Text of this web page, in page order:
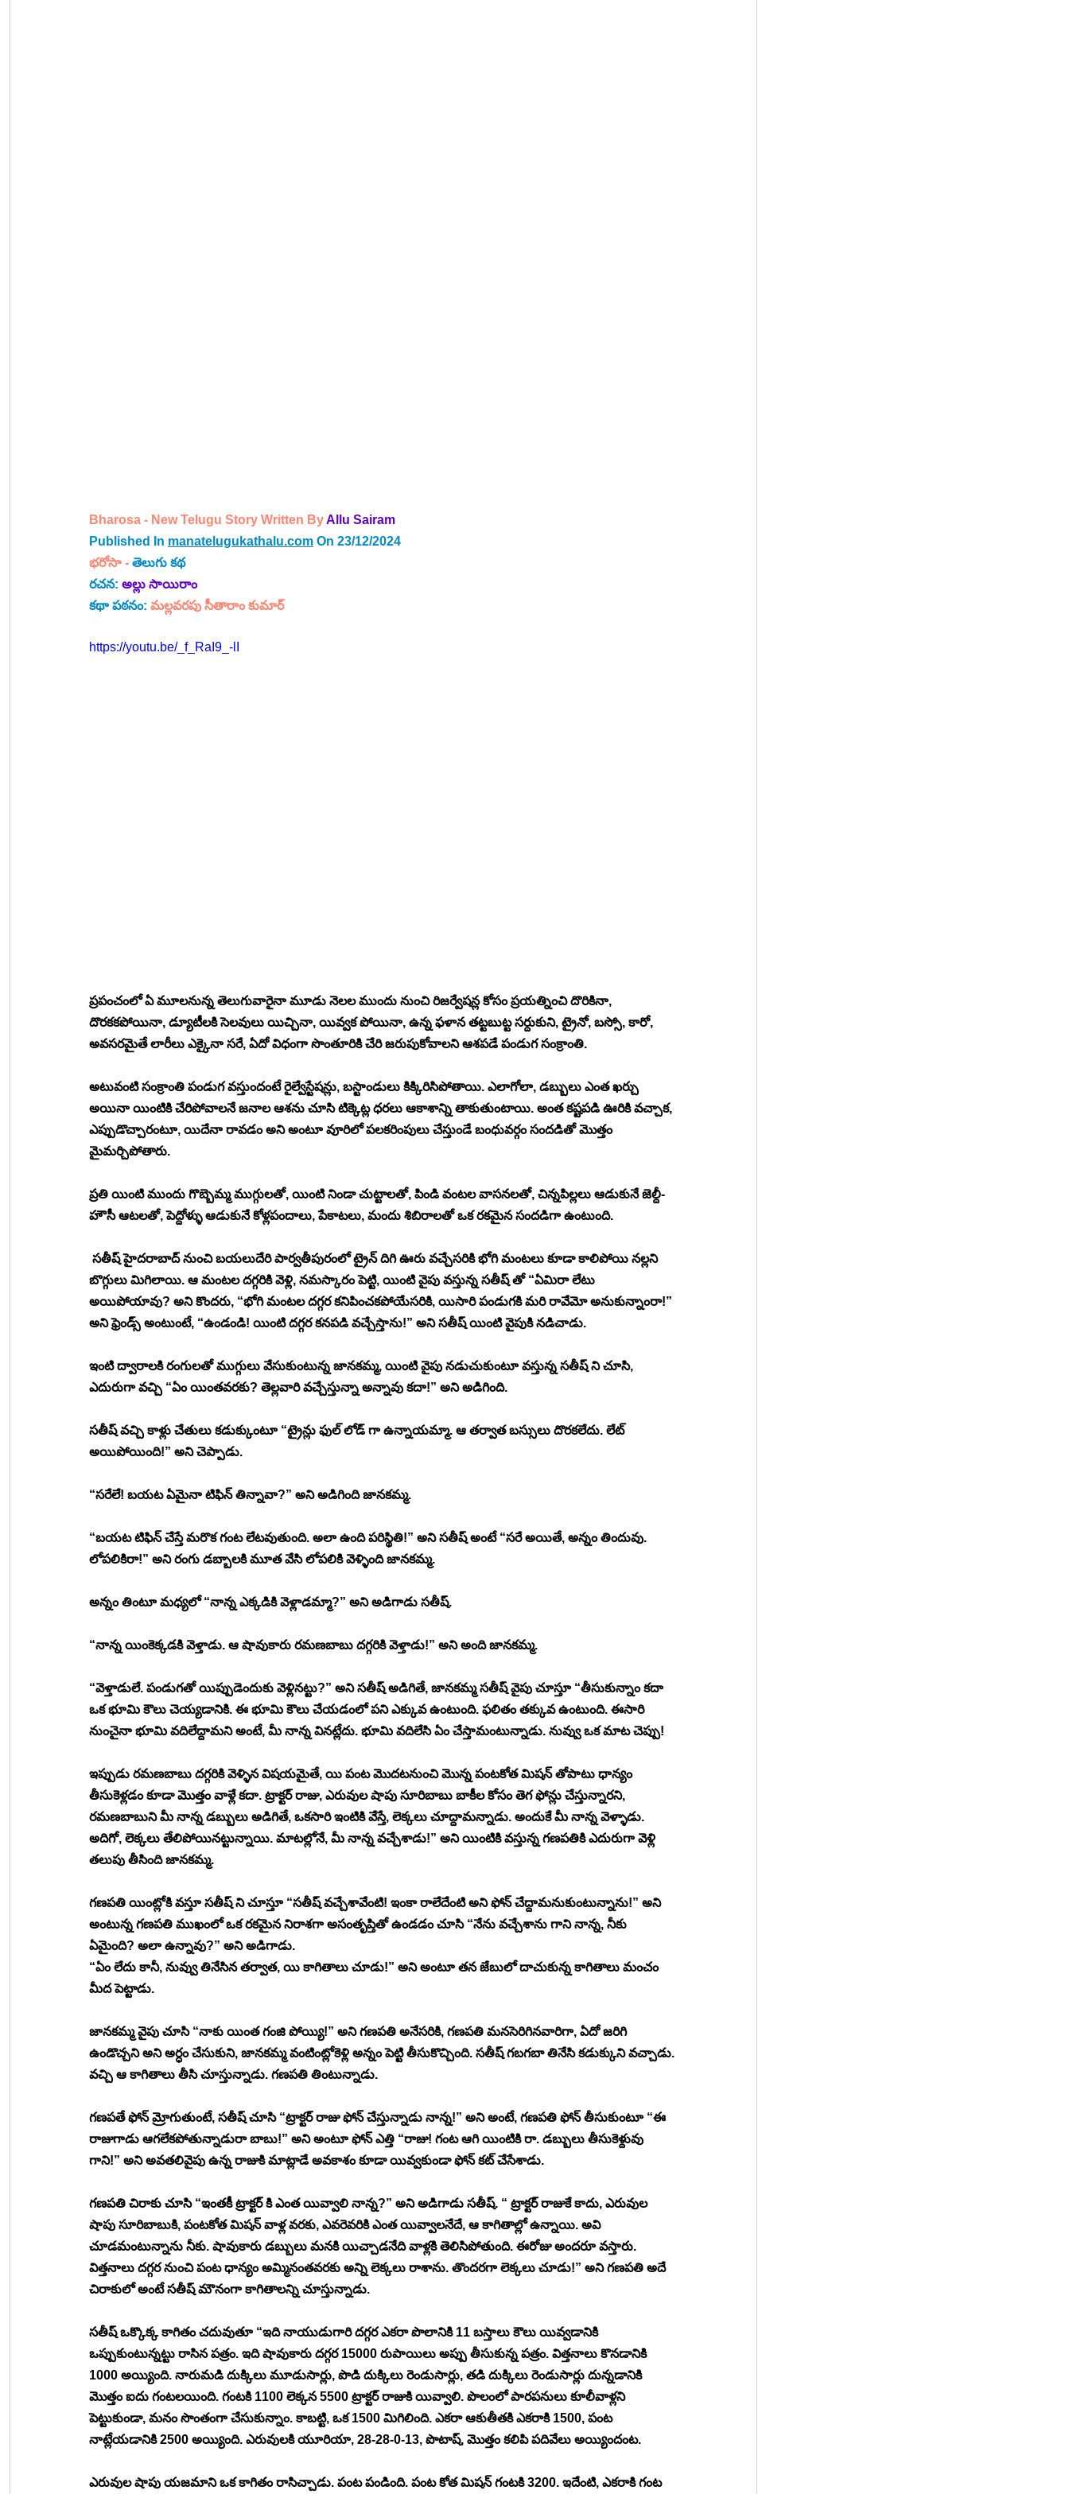
Bharosa - New Telugu Story Written By Allu Sairam
Published In manatelugukathalu.com On 23/12/2024
భరోసా - తెలుగు కథ
రచన: అల్లు సాయిరాం
కథా పఠనం: మల్లవరపు సీతారాం కుమార్
https://youtu.be/_f_RaI9_-lI
ప్రపంచంలో ఏ మూలనున్న తెలుగువారైనా మూడు నెలల ముందు నుంచి రిజర్వేషన్ల కోసం ప్రయత్నించి దొరికినా,
దొరకకపోయినా, డ్యూటీలకి సెలవులు యిచ్చినా, యివ్వక పోయినా, ఉన్న ఫళాన తట్టబుట్ట సర్దుకుని, ట్రైనో, బస్సో, కారో,
అవసరమైతే లారీలు ఎక్కైనా సరే, ఏదో విధంగా సొంతూరికి చేరి జరుపుకోవాలని ఆశపడే పండుగ సంక్రాంతి.
అటువంటి సంక్రాంతి పండుగ వస్తుందంటే రైల్వేస్టేషన్లు, బస్టాండులు కిక్కిరిసిపోతాయి. ఎలాగోలా, డబ్బులు ఎంత ఖర్చు
అయినా యింటికి చేరిపోవాలనే జనాల ఆశను చూసి టిక్కెట్ల ధరలు ఆకాశాన్ని తాకుతుంటాయి. అంత కష్టపడి ఊరికి వచ్చాక,
ఎప్పుడొచ్చారంటూ, యిదేనా రావడం అని అంటూ వూరిలో పలకరింపులు చేస్తుండే బంధువర్గం సందడితో మొత్తం
మైమర్చిపోతారు.
ప్రతి యింటి ముందు గొబ్బెమ్మ ముగ్గులతో, యింటి నిండా చుట్టాలతో, పిండి వంటల వాసనలతో, చిన్నపిల్లలు ఆడుకునే జెల్దీ-
హౌసీ ఆటలతో, పెద్దోళ్ళు ఆడుకునే కోళ్లపందాలు, పేకాటలు, మందు శిబిరాలతో ఒక రకమైన సందడిగా ఉంటుంది.
సతీష్ హైదరాబాద్ నుంచి బయలుదేరి పార్వతీపురంలో ట్రైన్ దిగి ఊరు వచ్చేసరికి భోగి మంటలు కూడా కాలిపోయి నల్లని
బొగ్గులు మిగిలాయి. ఆ మంటల దగ్గరికి వెళ్లి, నమస్కారం పెట్టి, యింటి వైపు వస్తున్న సతీష్ తో “ఏమిరా లేటు
అయిపోయావు? అని కొందరు, “భోగి మంటల దగ్గర కనిపించకపోయేసరికి, యిసారి పండుగకి మరి రావేమో అనుకున్నాంరా!”
అని ఫ్రెండ్స్ అంటుంటే, “ఉండండి! యింటి దగ్గర కనపడి వచ్చేస్తాను!” అని సతీష్ యింటి వైపుకి నడిచాడు.
ఇంటి ద్వారాలకి రంగులతో ముగ్గులు వేసుకుంటున్న జానకమ్మ, యింటి వైపు నడుచుకుంటూ వస్తున్న సతీష్ ని చూసి,
ఎదురుగా వచ్చి “ఏం యింతవరకు? తెల్లవారి వచ్చేస్తున్నా అన్నావు కదా!” అని అడిగింది.
సతీష్ వచ్చి కాళ్లు చేతులు కడుక్కుంటూ “ట్రైన్లు ఫుల్ లోడ్ గా ఉన్నాయమ్మా. ఆ తర్వాత బస్సులు దొరకలేదు. లేట్
అయిపోయింది!” అని చెప్పాడు.
“సరేలే! బయట ఏమైనా టిఫిన్ తిన్నావా?” అని అడిగింది జానకమ్మ.
“బయట టిఫిన్ చేస్తే మరొక గంట లేటవుతుంది. అలా ఉంది పరిస్థితి!” అని సతీష్ అంటే “సరే అయితే, అన్నం తిందువు.
లోపలికిరా!” అని రంగు డబ్బాలకి మూత వేసి లోపలికి వెళ్ళింది జానకమ్మ.
అన్నం తింటూ మధ్యలో “నాన్న ఎక్కడికి వెళ్లాడమ్మా?” అని అడిగాడు సతీష్.
“నాన్న యింకెక్కడకి వెళ్తాడు. ఆ షావుకారు రమణబాబు దగ్గరికి వెళ్తాడు!” అని అంది జానకమ్మ.
“వెళ్తాడులే. పండుగతో యిప్పుడెందుకు వెళ్లినట్టు?” అని సతీష్ అడిగితే, జానకమ్మ సతీష్ వైపు చూస్తూ “తీసుకున్నాం కదా
ఒక భూమి కౌలు చెయ్యడానికి. ఈ భూమి కౌలు చేయడంలో పని ఎక్కువ ఉంటుంది. ఫలితం తక్కువ ఉంటుంది. ఈసారి
నుంచైనా భూమి వదిలేద్దామని అంటే, మీ నాన్న వినట్లేదు. భూమి వదిలేసి ఏం చేస్తామంటున్నాడు. నువ్వు ఒక మాట చెప్పు!
ఇప్పుడు రమణబాబు దగ్గరికి వెళ్ళిన విషయమైతే, యి పంట మొదటనుంచి మొన్న పంటకోత మిషన్ తోపాటు ధాన్యం
తీసుకెళ్లడం కూడా మొత్తం వాళ్లే కదా. ట్రాక్టర్ రాజు, ఎరువుల షాపు సూరిబాబు బాకీల కోసం తెగ ఫోన్లు చేస్తున్నారని,
రమణబాబుని మీ నాన్న డబ్బులు అడిగితే, ఒకసారి ఇంటికి వేస్తే, లెక్కలు చూద్దామన్నాడు. అందుకే మీ నాన్న వెళ్ళాడు.
అదిగో, లెక్కలు తేలిపోయినట్టున్నాయి. మాటల్లోనే, మీ నాన్న వచ్చేశాడు!” అని యింటికి వస్తున్న గణపతికి ఎదురుగా వెళ్లి
తలుపు తీసింది జానకమ్మ.
గణపతి యింట్లోకి వస్తూ సతీష్ ని చూస్తూ “సతీష్ వచ్చేశావేంటి! ఇంకా రాలేదేంటి అని ఫోన్ చేద్దామనుకుంటున్నాను!” అని
అంటున్న గణపతి ముఖంలో ఒక రకమైన నిరాశగా అసంతృప్తితో ఉండడం చూసి “నేను వచ్చేశాను గాని నాన్న, నీకు
ఏమైంది? అలా ఉన్నావు?” అని అడిగాడు.
“ఏం లేదు కానీ, నువ్వు తినేసిన తర్వాత, యి కాగితాలు చూడు!” అని అంటూ తన జేబులో దాచుకున్న కాగితాలు మంచం
మీద పెట్టాడు.
జానకమ్మ వైపు చూసి “నాకు యింత గంజి పోయ్యి!” అని గణపతి అనేసరికి, గణపతి మనసెరిగినవారిగా, ఏదో జరిగి
ఉండొచ్చని అని అర్ధం చేసుకుని, జానకమ్మ వంటింట్లోకెళ్లి అన్నం పెట్టి తీసుకొచ్చింది. సతీష్ గబగబా తినేసి కడుక్కుని వచ్చాడు.
వచ్చి ఆ కాగితాలు తీసి చూస్తున్నాడు. గణపతి తింటున్నాడు.
గణపతే ఫోన్ మ్రోగుతుంటే, సతీష్ చూసి “ట్రాక్టర్ రాజు ఫోన్ చేస్తున్నాడు నాన్న!” అని అంటే, గణపతి ఫోన్ తీసుకుంటూ “ఈ
రాజుగాడు ఆగలేకపోతున్నాడురా బాబు!” అని అంటూ ఫోన్ ఎత్తి “రాజు! గంట ఆగి యింటికి రా. డబ్బులు తీసుకెళ్దువు
గాని!” అని అవతలివైపు ఉన్న రాజుకి మాట్లాడే అవకాశం కూడా యివ్వకుండా ఫోన్ కట్ చేసేశాడు.
గణపతి చిరాకు చూసి “ఇంతకీ ట్రాక్టర్ కి ఎంత యివ్వాలి నాన్న?” అని అడిగాడు సతీష్. “ ట్రాక్టర్ రాజుకే కాదు, ఎరువుల
షాపు సూరిబాబుకి, పంటకోత మిషన్ వాళ్ల వరకు, ఎవరెవరికి ఎంత యివ్వాలనేదే, ఆ కాగితాల్లో ఉన్నాయి‌. అవి
చూడమంటున్నాను నీకు. షావుకారు డబ్బులు మనకి యిచ్చాడనేది వాళ్లకి తెలిసిపోతుంది. ఈరోజు అందరూ వస్తారు.
విత్తనాలు దగ్గర నుంచి పంట ధాన్యం అమ్మినంతవరకు అన్ని లెక్కలు రాశాను. తొందరగా లెక్కలు చూడు!” అని గణపతి అదే
చిరాకులో అంటే సతీష్ మౌనంగా కాగితాలన్ని చూస్తున్నాడు.
సతీష్ ఒక్కొక్క కాగితం చదువుతూ “ఇది నాయుడుగారి దగ్గర ఎకరా పొలానికి 11 బస్తాలు కౌలు యివ్వడానికి
ఒప్పుకుంటున్నట్టు రాసిన పత్రం. ఇది షావుకారు దగ్గర 15000 రుపాయిలు అప్పు తీసుకున్న పత్రం. విత్తనాలు కొనడానికి
1000 అయ్యింది. నారుమడి దుక్కిలు మూడుసార్లు, పొడి దుక్కిలు రెండుసార్లు, తడి దుక్కిలు రెండుసార్లు దున్నడానికి
మొత్తం ఐదు గంటలయింది. గంటకి 1100 లెక్కన 5500 ట్రాక్టర్ రాజుకి యివ్వాలి. పొలంలో పారపనులు కూలీవాళ్లని
పెట్టుకుండా, మనం సొంతంగా చేసుకున్నాం. కాబట్టి, ఒక 1500 మిగిలింది. ఎకరా ఆకుతీతకి ఎకరాకి 1500, పంట
నాట్లేయడానికి 2500 అయ్యింది. ఎరువులకి యూరియా, 28-28-0-13, పొటాష్, మొత్తం కలిపి పదివేలు అయ్యిందంట.
ఎరువుల షాపు యజమాని ఒక కాగితం రాసిచ్చాడు. పంట పండింది. పంట కోత మిషన్ గంటకి 3200. ఇదేంటి, ఎకరాకి గంట